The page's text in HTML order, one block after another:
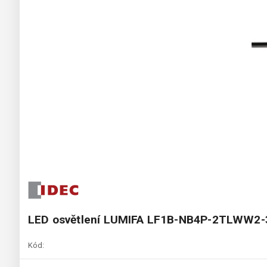
LED osvětlení LUMIFA LF1B-NB4P-
Kód: